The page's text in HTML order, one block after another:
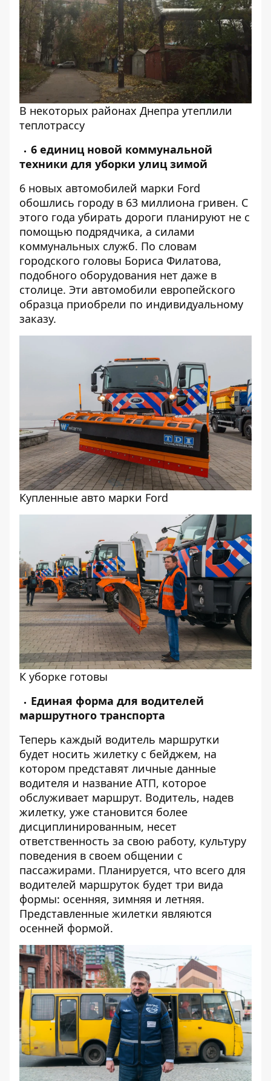
В некоторых районах Днепра утеплили
теплотрассу
6 единиц новой коммунальной
техники для уборки улиц зимой
6 новых автомобилей марки Ford
обошлись городу в 63 миллиона гривен. С
этого года убирать дороги планируют не с
помощью подрядчика, а силами
коммунальных служб. По словам
городского головы Бориса Филатова,
подобного оборудования нет даже в
столице. Эти автомобили европейского
образца приобрели по индивидуальному
заказу.
Купленные авто марки Ford
К уборке готовы
Единая форма для водителей
маршрутного транспорта
Теперь каждый водитель маршрутки
будет носить жилетку с бейджем, на
котором представят личные данные
водителя и название АТП, которое
обслуживает маршрут. Водитель, надев
жилетку, уже становится более
дисциплинированным, несет
ответственность за свою работу, культуру
поведения в своем общении с
пассажирами. Планируется, что всего для
водителей маршруток будет три вида
формы: осенняя, зимняя и летняя.
Представленные жилетки являются
осенней формой.